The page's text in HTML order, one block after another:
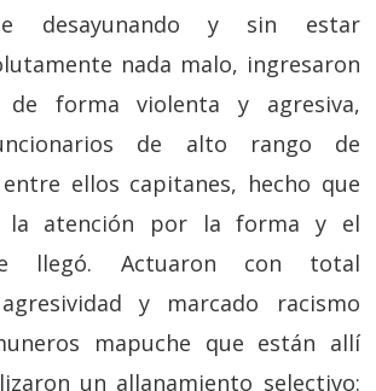
desayunando y sin estar
nada malo, ingresaron
forma violenta y agresiva,
de alto rango de
ellos capitanes, hecho que
la atención por la forma y el
llegó. Actuaron con total
y marcado racismo
mapuche que están allí
un allanamiento selectivo: